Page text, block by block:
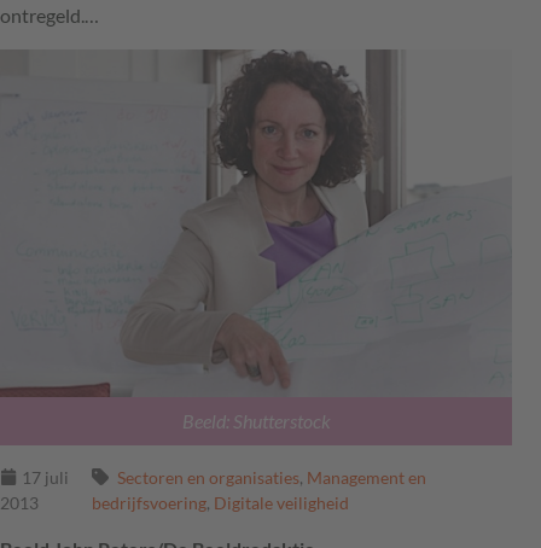
ontregeld.…
Beeld: Shutterstock
17 juli
2013
Sectoren en organisaties, Management en
bedrijfsvoering, Digitale veiligheid